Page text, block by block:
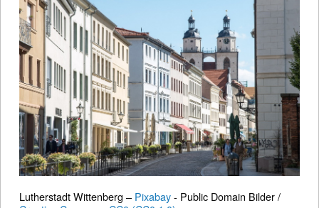
Lutherstadt Wittenberg – Pixabay- Public Domain Bilder /